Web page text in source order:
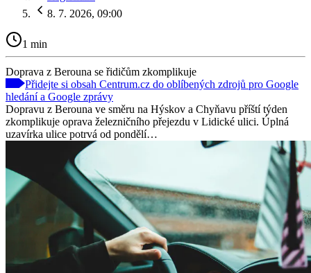
8. 7. 2026, 09:00
1 min
Doprava z Berouna se řidičům zkomplikuje
Přidejte si obsah Centrum.cz do oblíbených zdrojů pro Google
hledání a Google zprávy
Dopravu z Berouna ve směru na Hýskov a Chyňavu příští týden
zkomplikuje oprava železničního přejezdu v Lidické ulici. Úplná
uzavírka ulice potrvá od pondělí…